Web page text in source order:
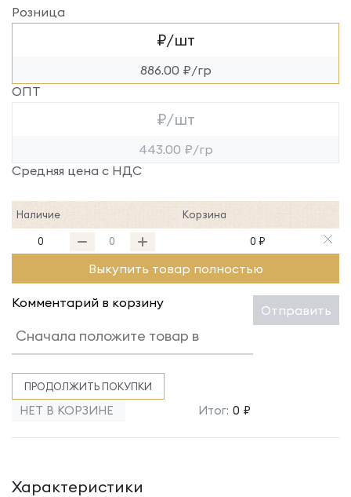
Розница
₽/шт
886.00 ₽/гр
ОПТ
₽/шт
443.00 ₽/гр
Средняя цена с НДС
Наличие Корзина
0 0 ₽
Выкупить товар полностью
Комментарий в корзину Отправить
ПРОДОЛЖИТЬ ПОКУПКИ
НЕТ В КОРЗИНЕ Итог: 0 ₽
Характеристики